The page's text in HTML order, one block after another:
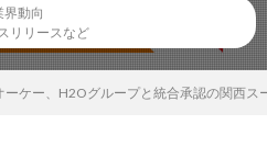
界動向
リリースなど
ーケー、H2Oグループと統合承認の関西